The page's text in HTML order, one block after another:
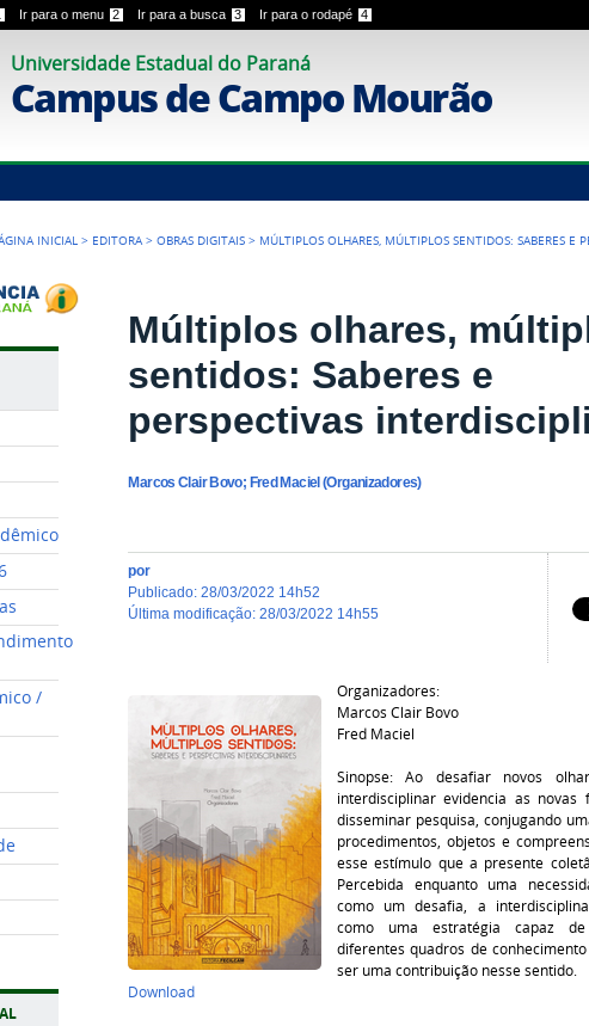
Ir para o menu 2 Ir para a busca 3 Ir para o rodapé 4
Universidade Estadual do Paraná
Campus de Campo Mourão
INICIAL > EDITORA >OBRAS DIGITAIS > MÚLTIPLOS OLHARES, MÚLTIPLOS SENTIDOS: SABERES E
/
Múltiplos olhares,
sentidos: Saberes e
perspectivas
Marcos Clair Bovo; Fred Maciel (Organizadores)
por
publicado:28/03/2022 14h52
última modificação:28/03/2022 14h55
Organizadores:
Marcos Clair Bovo
Fred Maciel
Sinopse: Ao desafiar novos
interdisciplinar evidencia as
disseminar pesquisa, conjugando
procedimentos, objetos e
esse estímulo que a presente
Percebida enquanto uma
como um desafia, a
como uma estratégia capaz
diferentes quadros de
ser uma contribuição nesse sentido.
Download